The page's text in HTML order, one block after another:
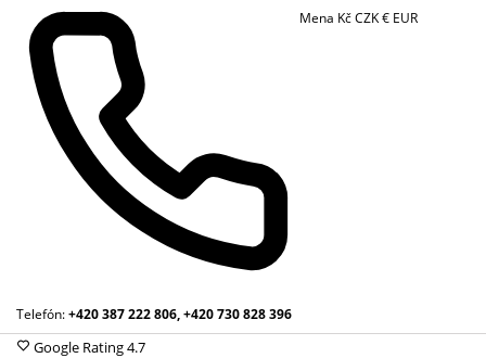
Telefón:+420 387 222 806, +420 730 828 396
Mena KčCZK€ EUR
Google Rating4.7